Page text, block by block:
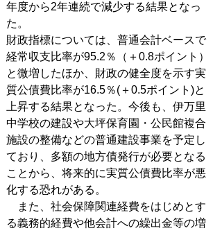
年度から2年連続で減少する結果となっ
た。
財政指標については、普通会計ベースで
経常収支比率が95.2％（＋0.8ポイント）
と微増したほか、財政の健全度を示す実
質公債費比率が16.5％(＋0.5ポイント)と
上昇する結果となった。今後も、伊万里
中学校の建設や大坪保育園・公民館複合
施設の整備などの普通建設事業を予定し
ており、多額の地方債発行が必要となる
ことから、将来的に実質公債費比率が悪
化する恐れがある。
また、社会保障関連経費をはじめとす
る義務的経費や他会計への繰出金等の増